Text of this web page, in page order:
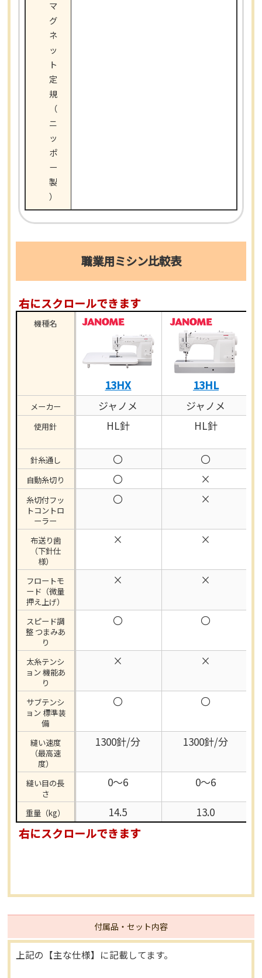
マ
グ
ネ
ッ
ト
定
規
（
ニ
ッ
ポ
ー
製
）
職業用ミシン比較表
右にスクロールできます
機種名
13HX 13HL
メーカー ジャノメ ジャノメ
使用針 HL針 HL針
針糸通し 〇 〇
自動糸切り 〇 ×
糸切付フッ
トコントロ
ーラー
〇 ×
布送り歯
（下針仕
様）
× ×
フロートモ
ード（微量
押え上げ）
× ×
スピード調
整 つまみあ
り
〇 〇
太糸テンシ
ョン 機能あ
り
× ×
サブテンシ
ョン 標準装
備
〇 〇
縫い速度
（最高速
度）
1300針/分 1300針/分
縫い目の長
さ
0～6 0～6
重量（kg） 14.5 13.0
右にスクロールできます
付属品・セット内容
上記の【主な仕様】に記載してます。